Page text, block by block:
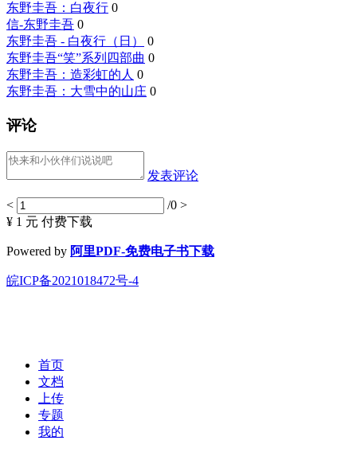
东野圭吾：白夜行 0
信-东野圭吾 0
东野圭吾 - 白夜行（日）
0
东野圭吾“笑”系列四部曲 0
东野圭吾：造彩虹的人 0
东野圭吾：大雪中的山庄 0
评论
发表评论
< /0 >
¥ 1 元 付费下载
Powered by 阿里PDF-免费电子书下载
皖ICP备2021018472号-4
首页
文档
上传
专题
我的